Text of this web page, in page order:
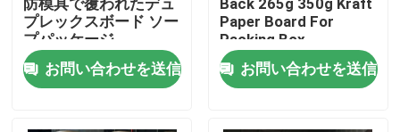
防模具で覆われたデュ
プレックスボード ソー
プパッケージ
700~900mm
お問い合わせを送信
Back 265g 350g Kraft
Paper Board For
Packing Box
お問い合わせを送信